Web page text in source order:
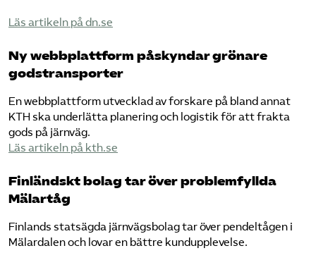
Läs artikeln på dn.se
Ny webbplattform påskyndar grönare
godstransporter
En webbplattform utvecklad av forskare på bland annat
KTH ska underlätta planering och logistik för att frakta
gods på järnväg.
Läs artikeln på kth.se
Finländskt bolag tar över problemfyllda
Mälartåg
Finlands statsägda järnvägsbolag tar över pendeltågen i
Mälardalen och lovar en bättre kundupplevelse.